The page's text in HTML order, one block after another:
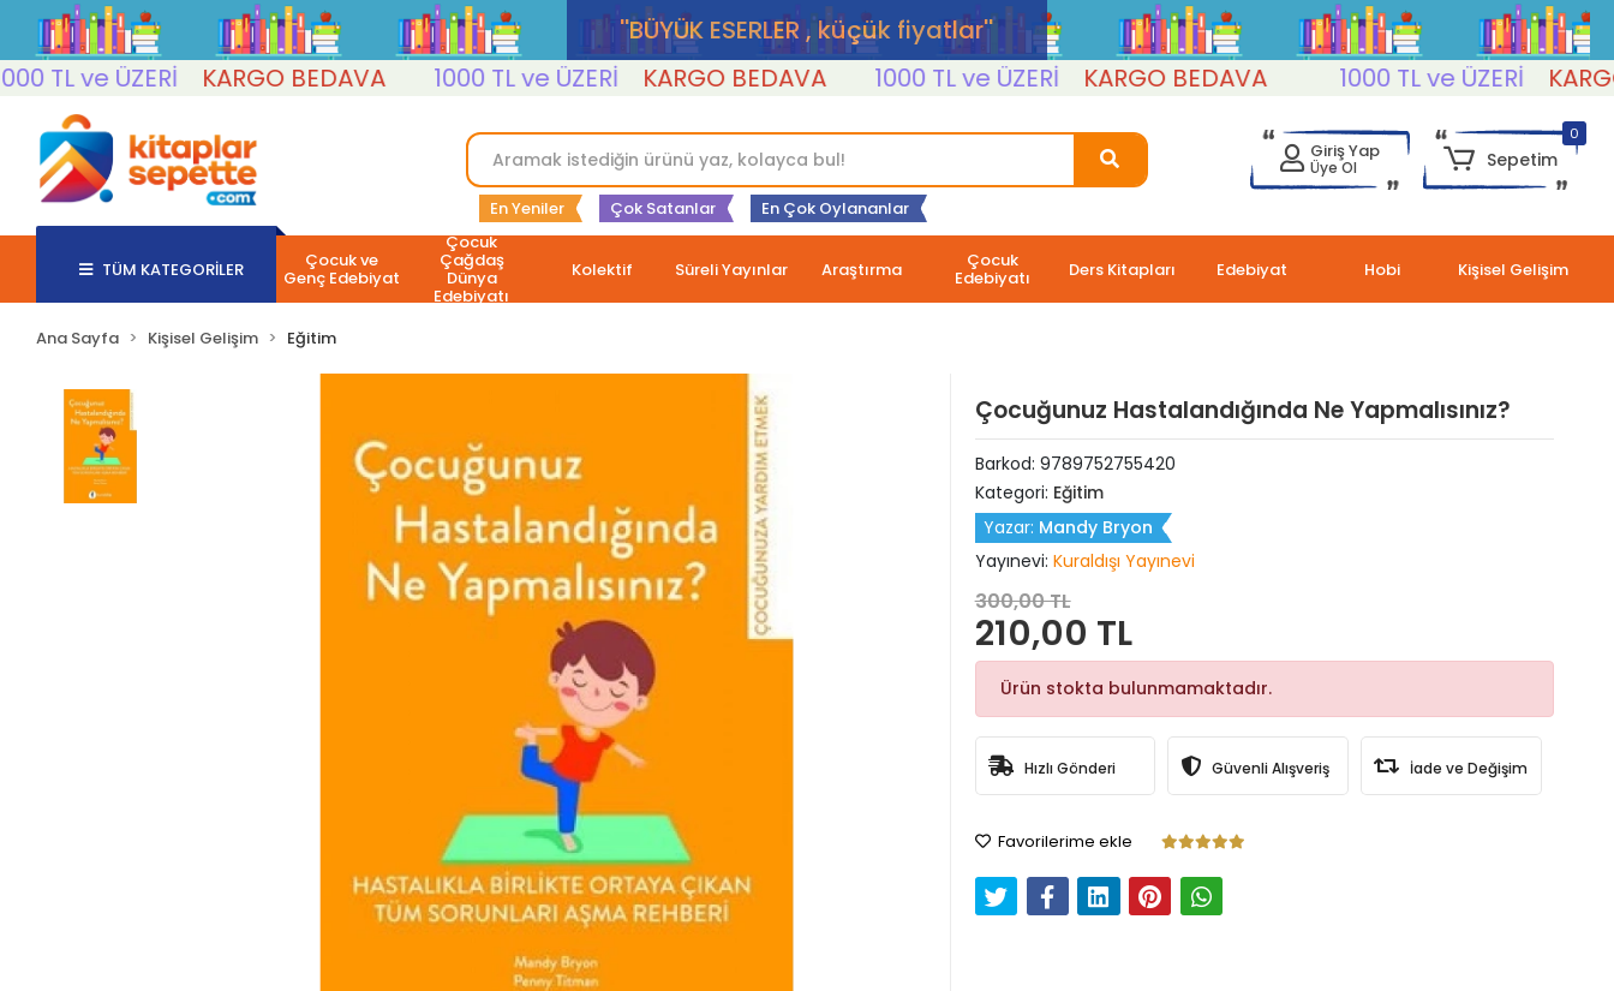
''BÜYÜK ESERLER , küçük fiyatlar''
ve ÜZERİ
KARGO BEDAVA 1000 TL ve ÜZERİ KARGO BEDAVA 1000 TL ve ÜZERİ KARGO BEDAVA 1000 TL ve ÜZERİ KARGO
En Yeniler Çok Satanlar En Çok Oylananlar
Giriş Yap
Üye Ol
0
Sepetim
TÜM KATEGORİLER Çocuk ve
Genç Edebiyat
Çocuk
Çağdaş
Dünya
Edebiyatı
Kolektif Süreli Yayınlar Araştırma Çocuk
Edebiyatı Ders Kitapları Edebiyat Hobi Kişisel Gelişim
Ana Sayfa Kişisel Gelişim Eğitim
Çocuğunuz Hastalandığında Ne Yapmalısınız?
Barkod: 9789752755420
Kategori: Eğitim
Yazar: Mandy Bryon
Yayınevi: Kuraldışı Yayınevi
300,00 TL
210,00 TL
Ürün stokta bulunmamaktadır.
Hızlı Gönderi Güvenli Alışveriş İade ve Değişim
Favorilerime ekle